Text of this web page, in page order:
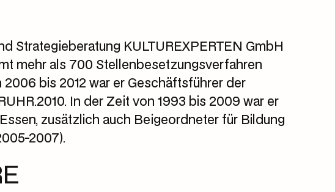
Strategieberatung KULTUREXPERTEN GmbH
mehr als 700 Stellenbesetzungsverfahren
bis 2012 war er Geschäftsführer der
In der Zeit von 1993 bis 2009 war er
zusätzlich auch Beigeordneter für Bildung
2007).